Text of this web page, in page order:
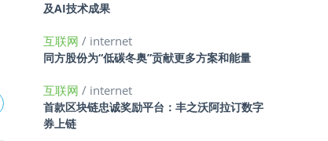
及AI技术成果
互联网 / internet
同方股份为“低碳冬奥”贡献更多方案和能量
互联网 / internet
首款区块链忠诚奖励平台：丰之沃阿拉订数字
券上链